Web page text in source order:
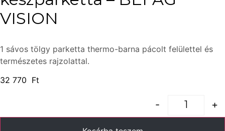
VISION
1 sávos tölgy parketta thermo-barna pácolt felülettel és
természetes rajzolattal.
32 770 Ft
Quantity
- +